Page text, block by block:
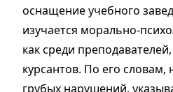
оснащение учебного
изучается морально-
как среди
курсантов. По его
грубых нарушений,